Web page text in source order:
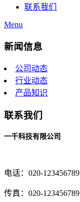
联系我们
Menu
新闻信息
公司动态
行业动态
产品知识
联系我们
一千科技有限公司
电话：020-123456789
传真：020-123456789